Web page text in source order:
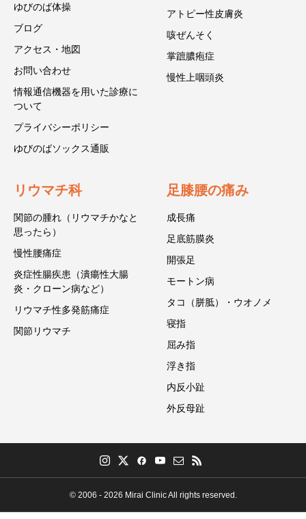
ゆびのば体操
ブログ
アクセス・地図
お問い合わせ
情報通信機器を用いた診療に
ついて
プライバシーポリシー
ゆびのばソックス通販
アトピー性皮膚炎
咳ぜんそく
掌蹠膿疱症
慢性上咽頭炎
リウマチ科
関節の腫れ（リウマチかなと
思ったら）
慢性腰痛症
炎症性腸疾患（潰瘍性大腸
炎・クローン病など）
リウマチ性多発筋痛症
関節リウマチ
足膝腰の痛み
成長痛
足底筋膜炎
開張足
モートン病
タコ（胼胝）・ウオノメ
寝指
屈み指
浮き指
内反小趾
外反母趾
© 2006 - 2026 Mirai Clinic All rights reserved.